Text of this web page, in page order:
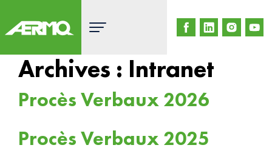
content
Archives : Intranet
Procès Verbaux 2026
Procès Verbaux 2025